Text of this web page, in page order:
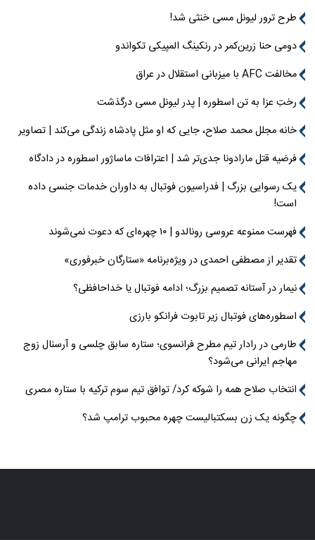
طرح ترور لیونل مسی خنثی شد!
دومی حنا زرین‌کمر در رنکینگ المپیکی تکواندو
مخالفت AFC با میزبانی استقلال در عراق
رختِ عزا به تن اسطوره | پدر لیونل مسی درگذشت
خانه مجلل محمد صلاح، جایی که او مثل پادشاه زندگی می‌کند | تصاویر
فرضیه قتل مارادونا جدی‌تر شد | اعترافات ماساژور اسطوره در دادگاه
یک رسوایی بزرگ | فدراسیون فوتبال به داوران خدمات جنسی داده
است!
فهرست ممنوعه عروسی رونالدو | ۱۰ چهره‌ای که دعوت نمی‌شوند
تقدیر از مصطفی احمدی در ویژه‌برنامه «ستارگان خبرفوری»
نیمار در آستانه تصمیم بزرگ؛ ادامه فوتبال یا خداحافظی؟
اسطوره‌های فوتبال زیر تابوت فرانکو بارزی
طارمی در رادار تیم مطرح فرانسوی؛ ستاره سابق چلسی و آرسنال زوج
مهاجم ایرانی می‌شود؟
انتخاب صلاح همه را شوکه کرد/ توافق تیم سوم ترکیه با ستاره مصری
چگونه یک زن بسکتبالیست چهره محبوب ترامپ شد؟